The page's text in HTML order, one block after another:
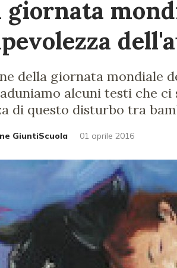
giornata
della giornata mondiale
alcuni testi che
di questo disturbo tra
GiuntiScuola 01 aprile 2016